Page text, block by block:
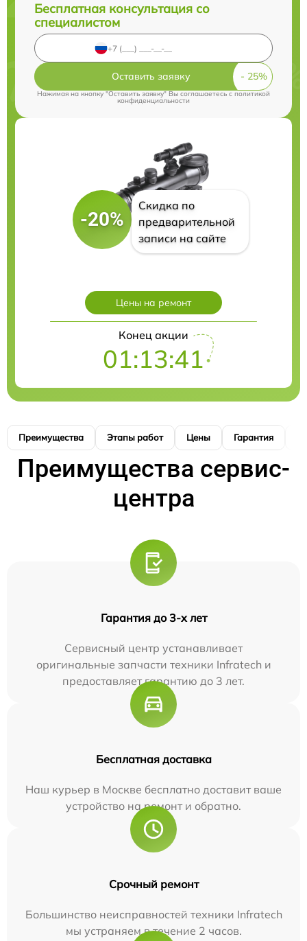
Бесплатная консультация со
специалистом
Оставить заявку
Нажимая на кнопку "Оставить заявку" Вы соглашаетесь cполитикой
конфиденциальности
-20%
Скидка по
предварительной
записи на сайте
Цены на ремонт
Конец акции
01:13:40
Преимущества Этапы работ Цены Гарантия
Преимущества сервис-
центра
Гарантия до 3-х лет
Сервисный центр устанавливает
оригинальные запчасти техники Infratech и
предоставляет гарантию до 3 лет.
Бесплатная доставка
Наш курьер в Москве бесплатно доставит ваше
устройство на ремонт и обратно.
Срочный ремонт
Большинство неисправностей техники Infratech
мы устраняем в течение 2 часов.